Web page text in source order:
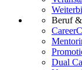
Beruf
Dual